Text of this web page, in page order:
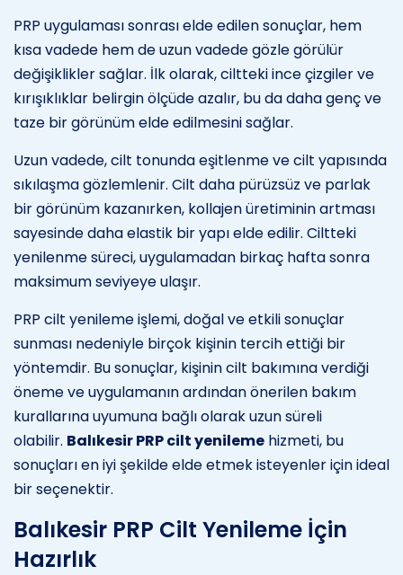
PRP uygulaması sonrası elde edilen sonuçlar, hem
kısa vadede hem de uzun vadede gözle görülür
değişiklikler sağlar. İlk olarak, ciltteki ince çizgiler ve
kırışıklıklar belirgin ölçüde azalır, bu da daha genç ve
taze bir görünüm elde edilmesini sağlar.
Uzun vadede, cilt tonunda eşitlenme ve cilt yapısında
sıkılaşma gözlemlenir. Cilt daha pürüzsüz ve parlak
bir görünüm kazanırken, kollajen üretiminin artması
sayesinde daha elastik bir yapı elde edilir. Ciltteki
yenilenme süreci, uygulamadan birkaç hafta sonra
maksimum seviyeye ulaşır.
PRP cilt yenileme işlemi, doğal ve etkili sonuçlar
sunması nedeniyle birçok kişinin tercih ettiği bir
yöntemdir. Bu sonuçlar, kişinin cilt bakımına verdiği
öneme ve uygulamanın ardından önerilen bakım
kurallarına uyumuna bağlı olarak uzun süreli
olabilir. Balıkesir PRP cilt yenileme hizmeti, bu
sonuçları en iyi şekilde elde etmek isteyenler için ideal
bir seçenektir.
Balıkesir PRP Cilt Yenileme İçin
Hazırlık